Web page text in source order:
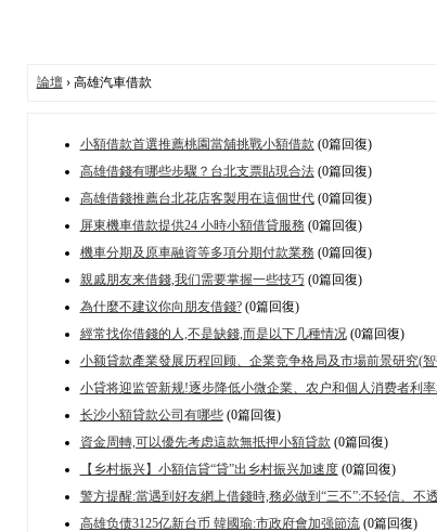
論壇› 高雄汽車借款
小額借款首選推薦桃園當舖挑戰小額借款 (0篇回復)
高雄借錢有哪些步驟？台北支票貼現合法(0篇回復)
高雄借錢推薦台北花店客製用在這個世代(0篇回復)
屏東機車借款提供24 小時小額借貸服務 (0篇回復)
機車分期及原車融資等多項分期付款業務 (0篇回復)
親戚朋友来借錢,我们需要掌握一些技巧(0篇回復)
為什麼不建议你向朋友借錢?(0篇回復)
經常找你借錢的人,不是缺錢,而是以下几種情况(0篇回復)
小额貸款產業發展历程回顾、企業竞争格局及市場前景研究(
小貸将迎监管新规!逐步降低小微企業、农户和個人消费者利
长沙小額貸款公司有哪些(0篇回復)
資金周轉,可以優先考虑這款無抵押小額貸款 (0篇回復)
【乡村振兴】小額信貸“貸”出乡村振兴加速度(0篇回復)
警方提醒:當遇到好友網上借錢時,務必做到“三不”:不轻信、不
高雄负债3125亿新台币 韓國瑜:市政府會加强節流(0篇回復)